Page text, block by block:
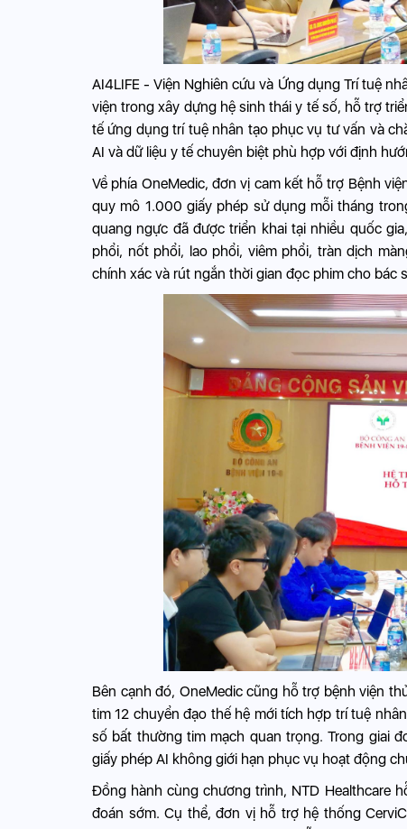
AI4LIFE - Viện Nghiên cứu và Ứng dụng Trí tuệ
viện trong xây dựng hệ sinh thái y tế số, hỗ trợ
tế ứng dụng trí tuệ nhân tạo phục vụ tư vấn và
AI và dữ liệu y tế chuyên biệt phù hợp với định
Về phía OneMedic, đơn vị cam kết hỗ trợ Bệnh
quy mô 1.000 giấy phép sử dụng mỗi tháng
quang ngực đã được triển khai tại nhiều quốc
phổi, nốt phổi, lao phổi, viêm phổi, tràn dịch
chính xác và rút ngắn thời gian đọc phim cho bác
Bên cạnh đó, OneMedic cũng hỗ trợ bệnh viện
tim 12 chuyển đạo thế hệ mới tích hợp trí tuệ
số bất thường tim mạch quan trọng. Trong giai
giấy phép AI không giới hạn phục vụ hoạt động
Đồng hành cùng chương trình, NTD Healthcare
đoán sớm. Cụ thể, đơn vị hỗ trợ hệ thống